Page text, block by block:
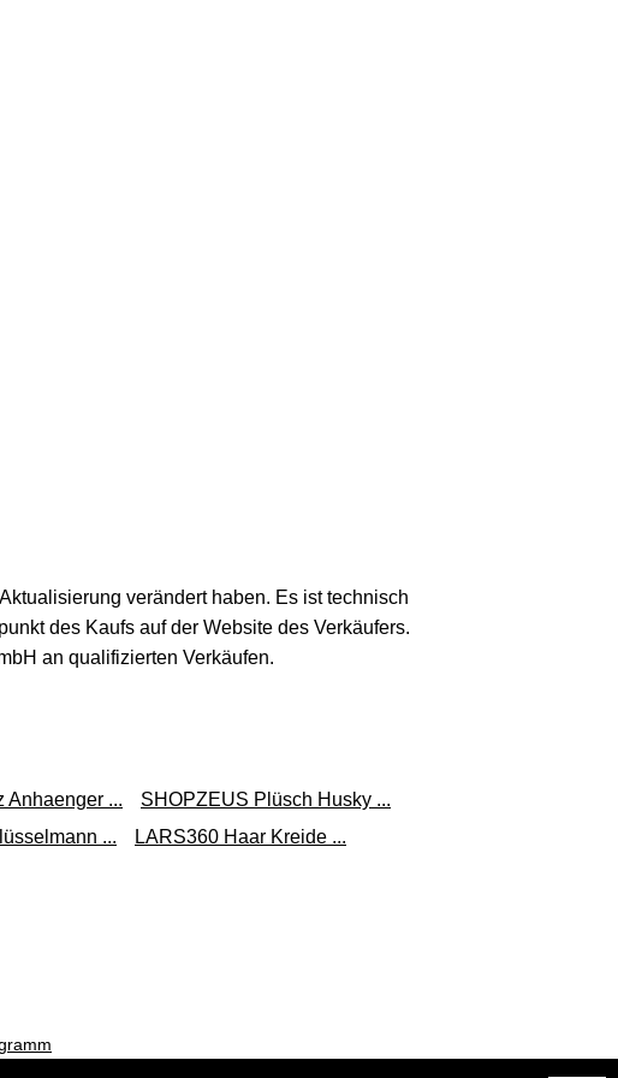
verändert haben. Es ist technisch
des Kaufs auf der Website des Verkäufers.
an qualifizierten Verkäufen.
Anhaenger ...
SHOPZEUS Plüsch Husky ...
...
LARS360 Haar Kreide ...